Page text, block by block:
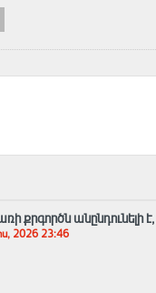
քրգործն անընդունելի
2026 23:46